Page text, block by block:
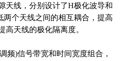
天线，分别设计了H极化波导和
个天线之间的相互耦合，提高
高天线的极化隔离度。
频)信号带宽和时间宽度组合，